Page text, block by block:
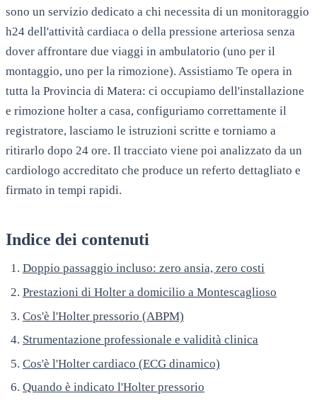
sono un servizio dedicato a chi necessita di un monitoraggio
h24 dell'attività cardiaca o della pressione arteriosa senza
dover affrontare due viaggi in ambulatorio (uno per il
montaggio, uno per la rimozione). Assistiamo Te opera in
tutta la Provincia di Matera: ci occupiamo dell'installazione
e rimozione holter a casa, configuriamo correttamente il
registratore, lasciamo le istruzioni scritte e torniamo a
ritirarlo dopo 24 ore. Il tracciato viene poi analizzato da un
cardiologo accreditato che produce un referto dettagliato e
firmato in tempi rapidi.
Indice dei contenuti
Doppio passaggio incluso: zero ansia, zero costi
Prestazioni di Holter a domicilio a Montescaglioso
Cos'è l'Holter pressorio (ABPM)
Strumentazione professionale e validità clinica
Cos'è l'Holter cardiaco (ECG dinamico)
Quando è indicato l'Holter pressorio